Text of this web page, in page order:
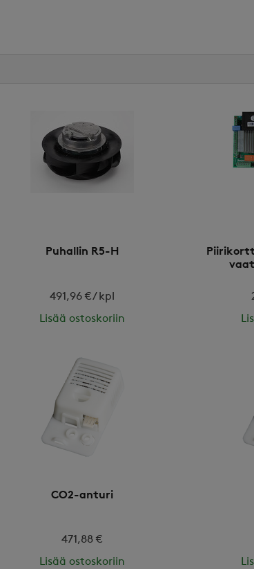
Puhallin R5-H
491,96 € / kpl
Lisää ostoskoriin
CO2-anturi
471,88 €
Lisää ostoskoriin